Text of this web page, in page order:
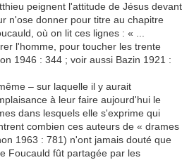
peignent l'attitude de Jésus devant
n'ose donner pour titre au chapitre
où on lit ces lignes : « ...
l'homme, pour toucher les trente
1946 : 344 ; voir aussi Bazin 1921 :
– sur laquelle il y aurait
à leur faire aujourd'hui le
dans lesquels elle s'exprime qui
combien ces auteurs de « drames
1963 : 781) n'ont jamais douté que
Foucauld fût partagée par les